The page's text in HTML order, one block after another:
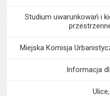
Studium uwarunkowań i
Miejska Komisja
Informacja